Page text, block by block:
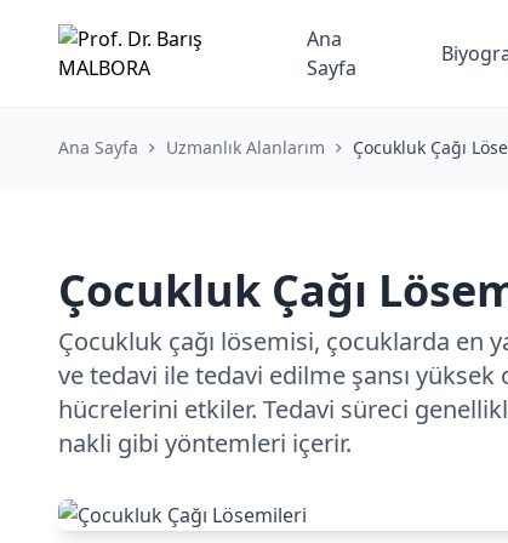
Ana
Sayfa
Ana Sayfa Uzmanlık Alanlarım Çocukluk Çağı
Çocukluk Çağı
Çocukluk çağı lösemisi, çocuklarda en
ve tedavi ile tedavi edilme şansı
hücrelerini etkiler. Tedavi süreci
nakli gibi yöntemleri içerir.